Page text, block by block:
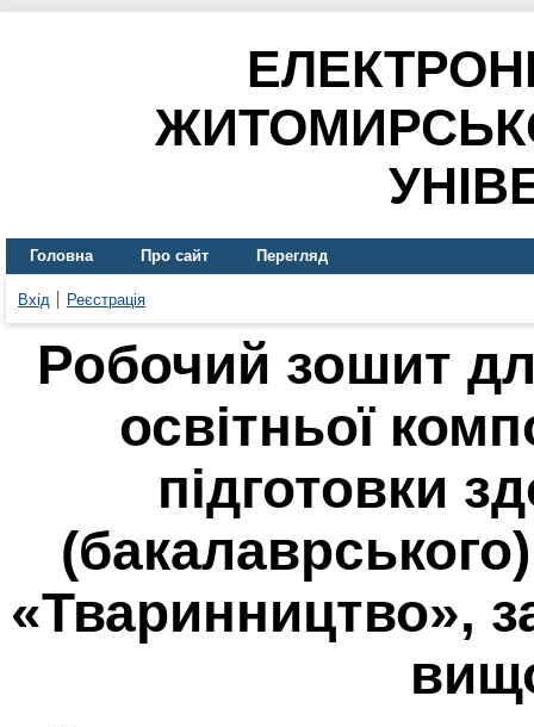
Головна Про сайт Перегляд
Вхід Реєстрація
Робочий зошит
освітньої
підготовки
«Тваринництво»,